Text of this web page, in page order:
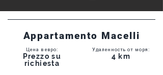
Appartamento Macelli
Цена в евро:
Prezzo su
richiesta
Удаленность от моря :
4 km